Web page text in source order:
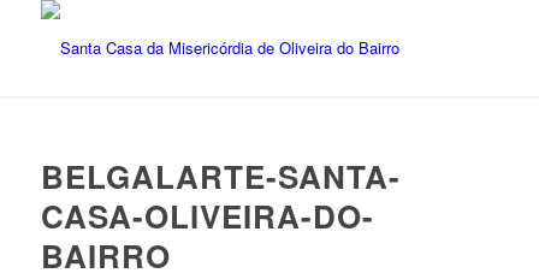
BELGALARTE-SANTA-
CASA-OLIVEIRA-DO-
BAIRRO